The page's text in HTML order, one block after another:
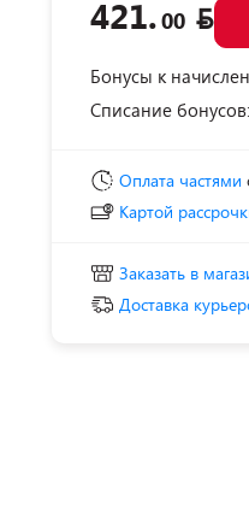
421.00
Бонусы к
Списание бонусов:
Оплата частями
Картой
Заказать в
Доставка